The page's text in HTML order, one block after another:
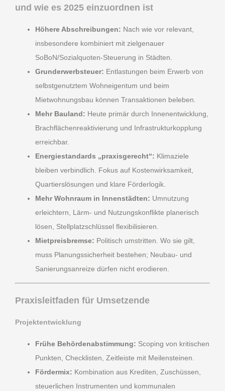
und wie es 2025 einzuordnen ist
Höhere Abschreibungen: Nach wie vor relevant,
insbesondere kombiniert mit zielgenauer
SoBoN/Sozialquoten-Steuerung in Städten.
Grunderwerbsteuer: Entlastungen beim Erwerb von
selbstgenutztem Wohneigentum und beim
Mietwohnungsbau können Transaktionen beleben.
Mehr Bauland: Heute primär durch Innenentwicklung,
Brachflächenreaktivierung und Infrastrukturkopplung
erreichbar.
Energiestandards „praxisgerecht“: Klimaziele
bleiben verbindlich. Fokus auf Kostenwirksamkeit,
Quartierslösungen und klare Förderlogik.
Mehr Wohnraum in Innenstädten: Umnutzung
erleichtern, Lärm- und Nutzungskonflikte planerisch
lösen, Stellplatzschlüssel flexibilisieren.
Mietpreisbremse: Politisch umstritten. Wo sie gilt,
muss Planungssicherheit bestehen; Neubau- und
Sanierungsanreize dürfen nicht erodieren.
Praxisleitfaden für Umsetzende
Projektentwicklung
Frühe Behördenabstimmung: Scoping von kritischen
Punkten, Checklisten, Zeitleiste mit Meilensteinen.
Fördermix: Kombination aus Krediten, Zuschüssen,
steuerlichen Instrumenten und kommunalen